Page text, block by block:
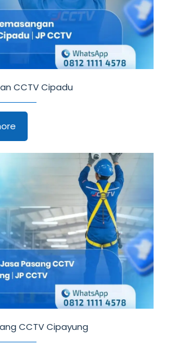
CCTV Cipadu
CCTV Cipayung